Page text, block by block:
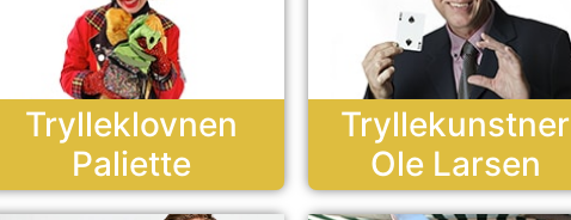
Trylleklovnen
Paliette
Tryllekunstner
Ole Larsen